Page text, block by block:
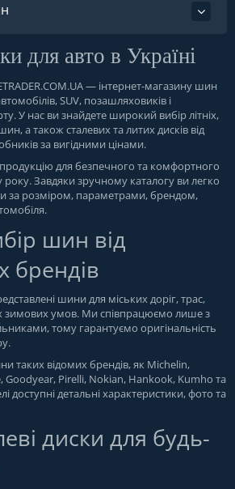
для авто в Україні
— інтернет-магазину шин
SUV, позашляховиків і
У нас ви знайдете широкий вибір літніх,
а також сталевих та литих дисків від
за вигідними цінами.
для безпечного та комфортного
року. Завдяки зручному каталогу ви легко
за розміром, параметрами, брендом,
шин від
брендів
шини для міських доріг, трас,
зимових умов. Ми співпрацюємо лише з
тому гарантуємо оригінальність
таких відомих брендів, як Michelin,
Pirelli, Nokian, Hankook, Kumho та
доступні детальні характеристики, фото та
диски для будь-